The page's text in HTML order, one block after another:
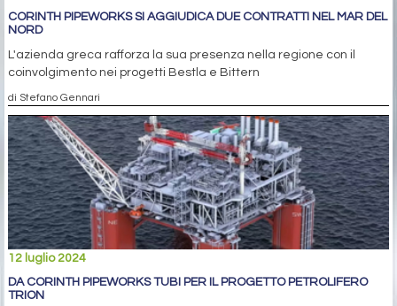
CORINTH PIPEWORKS SI AGGIUDICA DUE CONTRATTI NEL MAR DEL
NORD
L'azienda greca rafforza la sua presenza nella regione con il
coinvolgimento nei progetti Bestla e Bittern
di Stefano Gennari
12 luglio 2024
DA CORINTH PIPEWORKS TUBI PER IL PROGETTO PETROLIFERO
TRION